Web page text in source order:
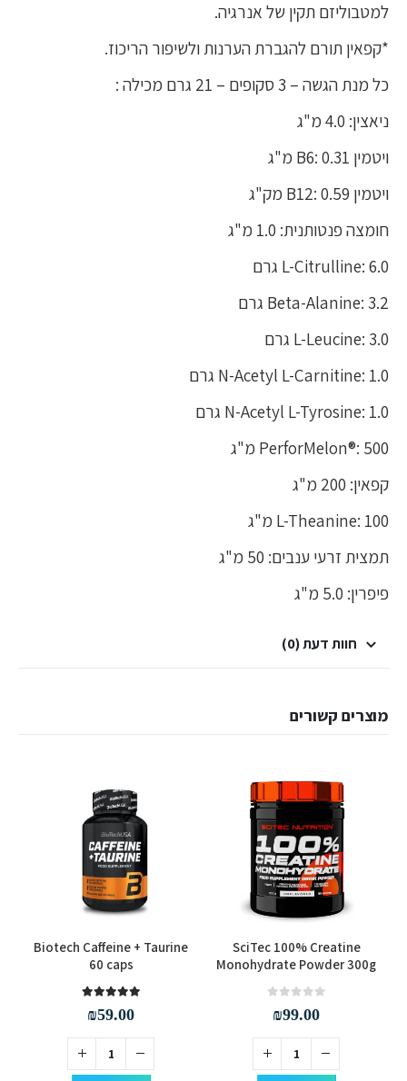
למטבוליזם תקין של אנרגיה.
*קפאין תורם להגברת הערנות ולשיפור הריכוז.
כל מנת הגשה – 3 סקופים – 21 גרם מכילה :
ניאצין: 4.0 מ"ג
ויטמין B6: 0.31 מ"ג
ויטמין B12: 0.59 מק"ג
חומצה פנטותנית: 1.0 מ"ג
L-Citrulline: 6.0 גרם
Beta-Alanine: 3.2 גרם
L-Leucine: 3.0 גרם
N-Acetyl L-Carnitine: 1.0 גרם
N-Acetyl L-Tyrosine: 1.0 גרם
PerforMelon®: 500 מ"ג
קפאין: 200 מ"ג
L-Theanine: 100 מ"ג
תמצית זרעי ענבים: 50 מ"ג
פיפרין: 5.0 מ"ג
חוות דעת (0)
מוצרים קשורים
SciTec 100% Creatine
Monohydrate Powder 300g
₪99.00
Biotech Caffeine + Taurine
60 caps
₪59.00